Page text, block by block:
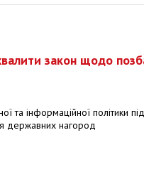
закон щодо
та інформаційної політики
державних нагород